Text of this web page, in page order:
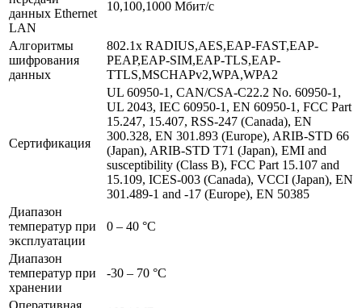
данных Ethernet
LAN
10,100,1000 Мбит/с
Алгоритмы
шифрования
данных
802.1x RADIUS,AES,EAP-FAST,EAP-
PEAP,EAP-SIM,EAP-TLS,EAP-
TTLS,MSCHAPv2,WPA,WPA2
Сертификация
UL 60950-1, CAN/CSA-C22.2 No. 60950-1,
UL 2043, IEC 60950-1, EN 60950-1, FCC Part
15.247, 15.407, RSS-247 (Canada), EN
300.328, EN 301.893 (Europe), ARIB-STD 66
(Japan), ARIB-STD T71 (Japan), EMI and
susceptibility (Class B), FCC Part 15.107 and
15.109, ICES-003 (Canada), VCCI (Japan), EN
301.489-1 and -17 (Europe), EN 50385
Диапазон
температур при
эксплуатации
0 – 40 °C
Диапазон
температур при
хранении
-30 – 70 °C
Оперативная